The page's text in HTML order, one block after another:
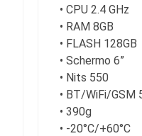
• CPU 2.4 GHz
• RAM 8GB
• FLASH 128GB
• Schermo 6”
• Nits 550
• BT/WiFi/GSM
• 390g
• -20°C/+60°C